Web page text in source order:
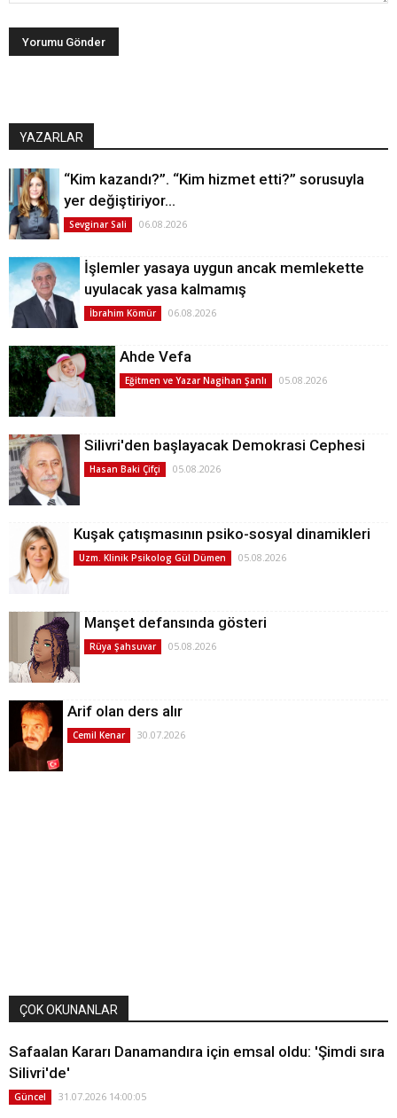
YAZARLAR
“Kim kazandı?”. “Kim hizmet etti?” sorusuyla
yer değiştiriyor…
Sevginar Sali 06.08.2026
İşlemler yasaya uygun ancak memlekette
uyulacak yasa kalmamış
İbrahim Kömür 06.08.2026
Ahde Vefa
Eğitmen ve Yazar Nagihan Şanlı 05.08.2026
Silivri'den başlayacak Demokrasi Cephesi
Hasan Baki Çifçi 05.08.2026
Kuşak çatışmasının psiko-sosyal dinamikleri
Uzm. Klinik Psikolog Gül Dümen 05.08.2026
Manşet defansında gösteri
Rüya Şahsuvar 05.08.2026
Arif olan ders alır
Cemil Kenar 30.07.2026
ÇOK OKUNANLAR
Safaalan Kararı Danamandıra için emsal oldu: 'Şimdi sıra
Silivri'de'
Güncel 31.07.2026 14:00:05